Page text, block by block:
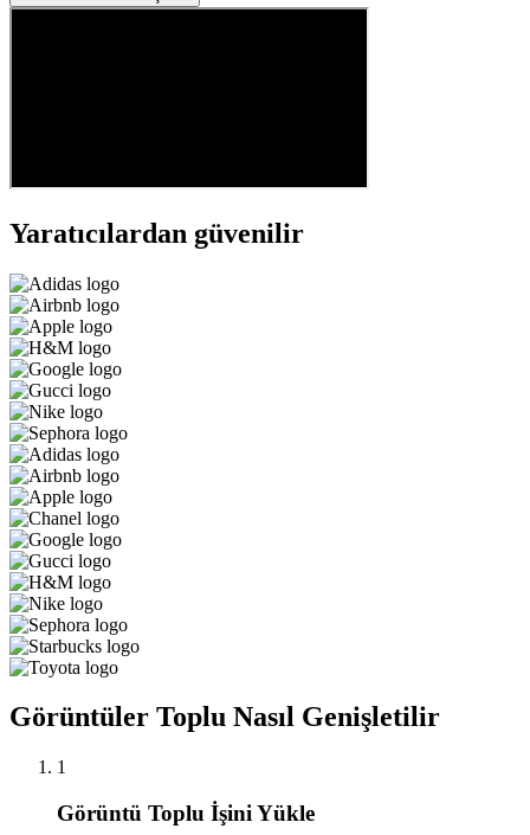
Yaratıcılardan güvenilir
Görüntüler Toplu Nasıl Genişletilir
1
Görüntü Toplu İşini Yükle